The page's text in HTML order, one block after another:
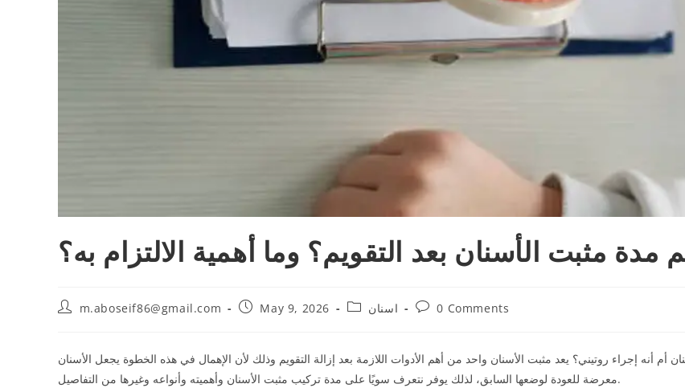
مدة مثبت الأسنان بعد التقويم؟ وما أهمية الالتزام به؟
m.aboseif86@gmail.com May 9, 2026 اسنان 0 Comments
أنه إجراء روتيني؟ يعد مثبت الأسنان واحد من أهم الأدوات اللازمة بعد إزالة التقويم وذلك لأن الإهمال في هذه الخطوة يجعل الأسنان
معرضة للعودة لوضعها السابق، لذلك يوفر نتعرف سويًا على مدة تركيب مثبت الأسنان وأهميته وأنواعه وغيرها من التفاصيل.